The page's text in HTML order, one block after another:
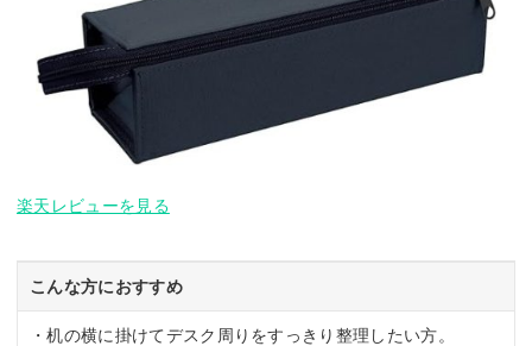
楽天レビューを見る
こんな方におすすめ
・机の横に掛けてデスク周りをすっきり整理したい方。